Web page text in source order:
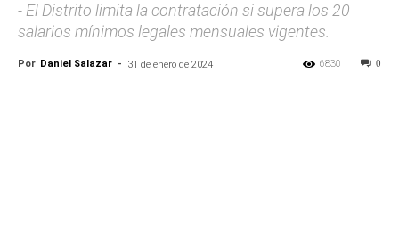
- El Distrito limita la contratación si supera los 20
salarios mínimos legales mensuales vigentes.
Por Daniel Salazar - 31 de enero de 2024 0
6830